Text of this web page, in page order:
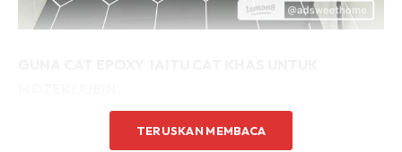
TERUSKAN MEMBACA